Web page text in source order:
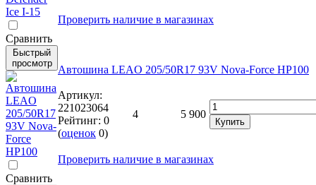
Cравнить
Проверить наличие в магазинах
Быстрый
просмотр
Cравнить
Автошина LEAO 205/50R17 93V Nova-Force HP100
Артикул:
221023064
Рейтинг: 0
(оценок 0)
4 5 900
Купить
Проверить наличие в магазинах